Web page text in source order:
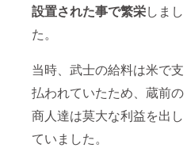
設置された事で繁栄しまし
た。
当時、武士の給料は米で支
払われていたため、蔵前の
商人達は莫大な利益を出し
ていました。